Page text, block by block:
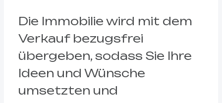
Die Immobilie wird mit dem
Verkauf bezugsfrei
übergeben, sodass Sie Ihre
Ideen und Wünsche
umsetzten und